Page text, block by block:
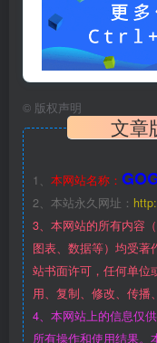
© 版权声明
文章
1、 本网站名称：
2、本站永久网址：
3、本网站的所有内容
图表、数据等）均受著
站书面许可，任何单位
用、复制、修改、传播
4、本网站上的信息仅
所有操作和使用结果。